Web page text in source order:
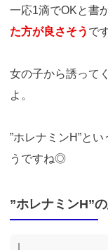
一応1滴でOKと書
た方が良さそう で
女の子から誘って
よ。
”ホレナミンH”と
うですね◎
”ホレナミンH”